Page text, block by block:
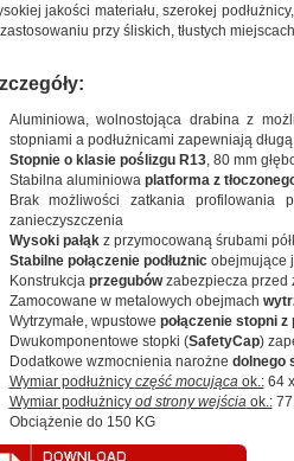
jakości materiału, szerokej
przy śliskich, tłustych
Aluminiowa, wolnostojąca drabina z
stopniami a podłużnicami zapewniają
Stopnie o klasie poślizgu R13, 80 mm
Stabilna aluminiowa platforma z
Brak możliwości zatkania
zanieczyszczenia
Wysoki pałąkz przymocowaną śrubami
Stabilne połączenie podłużnicobejmujące
Konstrukcja przegubówzabezpiecza przed
Zamocowane w metalowych obejmach
Wytrzymałe, wpustowe połączenie stopni z
Dwukomponentowe stopki (SafetyCap)
Dodatkowe wzmocnienia narożne dolnego
Wymiar podłużnicy część mocująca ok.:64
Wymiar podłużnicyod strony wejścia ok.:77
Obciążenie do 150 KG